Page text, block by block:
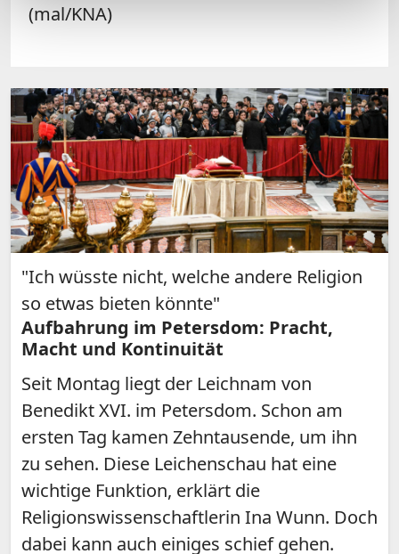
(mal/KNA)
"Ich wüsste nicht, welche andere Religion
so etwas bieten könnte"
Aufbahrung im Petersdom: Pracht,
Macht und Kontinuität
Seit Montag liegt der Leichnam von
Benedikt XVI. im Petersdom. Schon am
ersten Tag kamen Zehntausende, um ihn
zu sehen. Diese Leichenschau hat eine
wichtige Funktion, erklärt die
Religionswissenschaftlerin Ina Wunn. Doch
dabei kann auch einiges schief gehen.